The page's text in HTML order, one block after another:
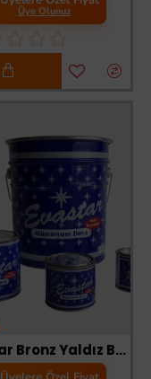
Üye Olunuz
Evastar Bronz Yaldız Boya 0,085 Litre